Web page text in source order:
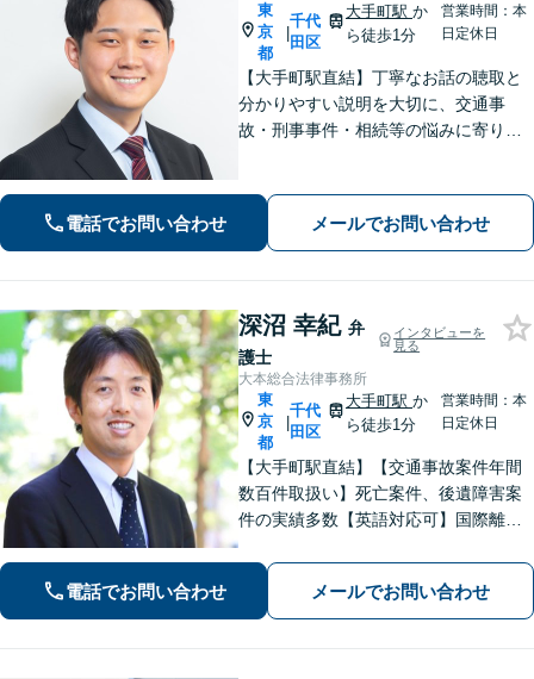
東
京
都
|
千代
田区
大手町駅か
ら徒歩1分
営業時間：本
日定休日
【大手町駅直結】丁寧なお話の聴取と
分かりやすい説明を大切に、交通事
故・刑事事件・相続等の悩みに寄り添
早い弁護士」として尽力します【初回
相談無料／夜間休日・Web面談対応】
電話でお問い合わせ メールでお問い合わせ
深沼 幸紀 弁
護士
インタビューを
見る
大本総合法律事務所
東
京
都
|
千代
田区
大手町駅か
ら徒歩1分
営業時間：本
日定休日
【大手町駅直結】【交通事故案件年間
数百件取扱い】死亡案件、後遺障害案
件の実績多数【英語対応可】国際離婚
富な経験を活かし、海外事業進出もサ
ポート。【夜間・土日祝対応可】【オ
ンライン相談可】
電話でお問い合わせ メールでお問い合わせ